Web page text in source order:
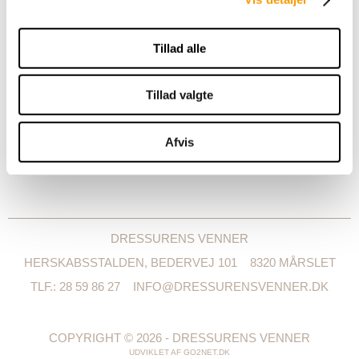
Tillad alle
Tillad valgte
Afvis
til det de er i dag - både når livet og karrieren har budt på
succes og modgang- og denne gang er det altså Anna
Kasprzak, som seerne kan komme ind på livet af.
Portrættet af Anna Kasprzak sendes søndag den 10.
DRESSURENS VENNER
HERSKABSSTALDEN, BEDERVEJ 101
8320 MÅRSLET
TLF.: 28 59 86 27
INFO@DRESSURENSVENNER.DK
COPYRIGHT © 2026 - DRESSURENS VENNER
UDVIKLET AF GO2NET.DK